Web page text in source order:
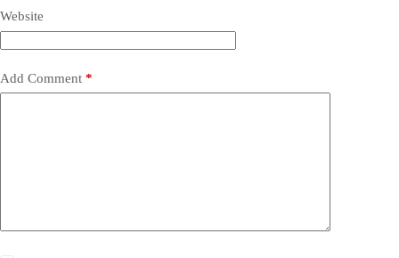
Website
Add Comment *